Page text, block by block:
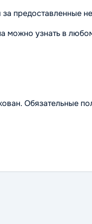
предоставленные
можно узнать в
Обязательные